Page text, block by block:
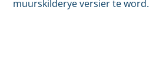
muurskilderye versier te word.